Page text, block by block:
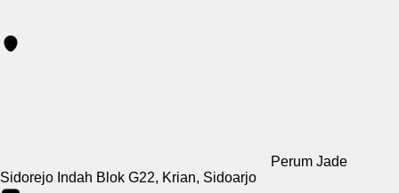
Perum Jade
Sidorejo Indah Blok G22, Krian, Sidoarjo